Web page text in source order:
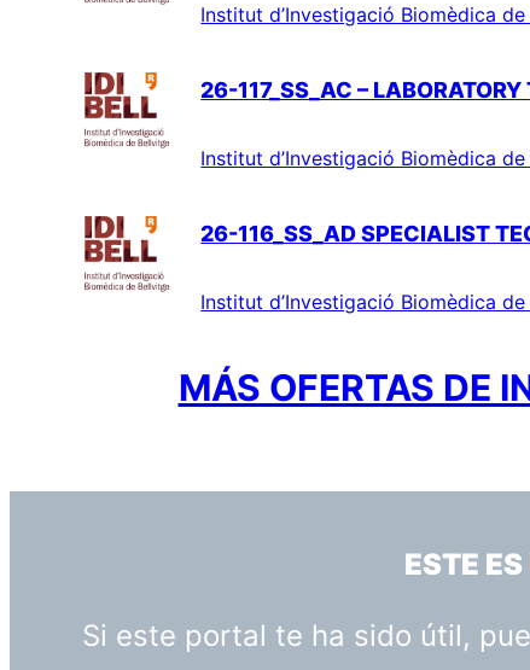
Institut d’Investigació Biomèdica
26-117_SS_AC –
Institut d’Investigació Biomèdica
26-116_SS_AD SPECIALIST
Institut d’Investigació Biomèdica
MÁS OFERTAS DE
ESTE
Si este portal te ha sido útil,